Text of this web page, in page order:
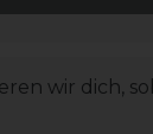
wir dich,